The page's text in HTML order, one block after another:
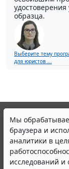
удостоверения
образца.
Выберите тему
для юристов ...
Мы
браузера и
аналитики в
исследований
© ООО "НПП
участниками
Все права на
Полное или
Правила